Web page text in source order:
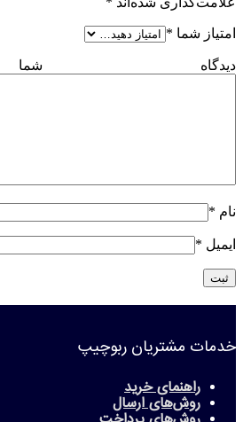
امتیاز شما *
نام *
ایمیل *
خدمات مشتریان ربوچیپ
راهنمای خرید
روش‌های ارسال